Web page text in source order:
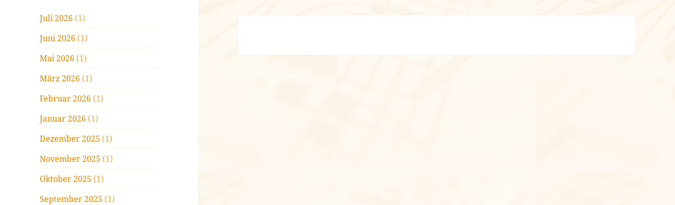
Juli 2026 (1)
Juni 2026 (1)
Mai 2026 (1)
März 2026 (1)
Februar 2026 (1)
Januar 2026 (1)
Dezember 2025 (1)
November 2025 (1)
Oktober 2025 (1)
September 2025 (1)